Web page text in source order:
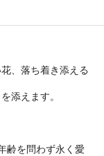
、落ち着き添える
添えます。
齢を問わず永く愛